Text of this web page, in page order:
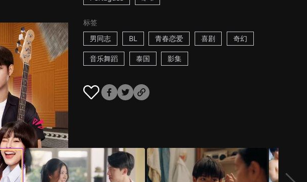
标签
男同志
BL 青春恋爱 喜剧 奇幻
音乐舞蹈 泰国 影集